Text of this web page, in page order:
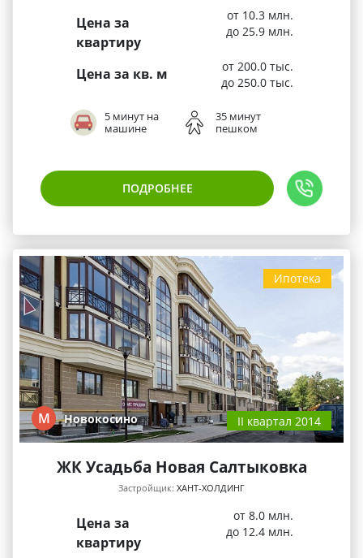
Цена за
квартиру
от 10.3 млн.
до 25.9 млн.
Цена за кв. м
от 200.0 тыс.
до 250.0 тыс.
5 минут на
машине
35 минут
пешком
ПОДРОБНЕЕ
Ипотека
М Новокосино II квартал 2014
ЖК Усадьба Новая Салтыковка
Застройщик: ХАНТ-ХОЛДИНГ
Цена за
квартиру
от 8.0 млн.
до 12.4 млн.